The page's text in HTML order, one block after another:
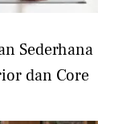
Sederhana
dan Core